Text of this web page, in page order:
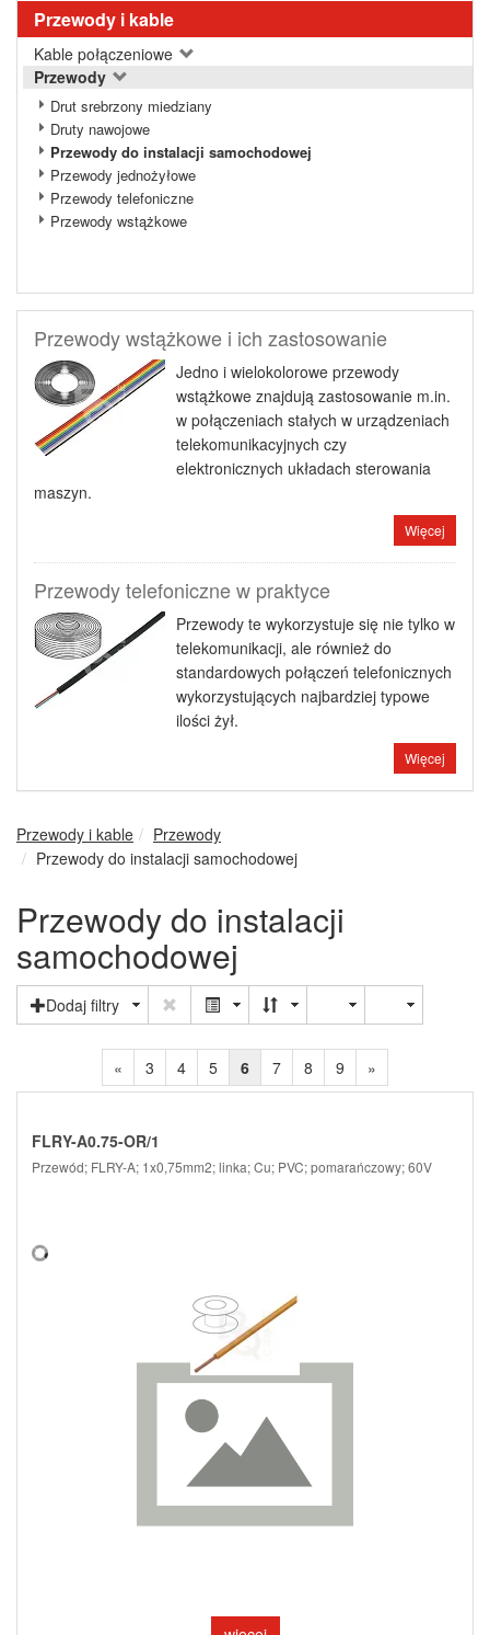
Przewody i kable
Kable połączeniowe
Przewody
Drut srebrzony miedziany
Druty nawojowe
Przewody do instalacji samochodowej
Przewody jednożyłowe
Przewody telefoniczne
Przewody wstążkowe
Przewody wstążkowe i ich zastosowanie
Jedno i wielokolorowe przewody
wstążkowe znajdują zastosowanie m.in.
w połączeniach stałych w urządzeniach
telekomunikacyjnych czy
elektronicznych układach sterowania
maszyn.
Więcej
Przewody telefoniczne w praktyce
Przewody te wykorzystuje się nie tylko w
telekomunikacji, ale również do
standardowych połączeń telefonicznych
wykorzystujących najbardziej typowe
ilości żył.
Więcej
Przewody i kable
Przewody
Przewody do instalacji samochodowej
Przewody do instalacji
samochodowej
Dodaj filtry
« 3 4 5 6 7 8 9 »
FLRY-A0.75-OR/1
Przewód; FLRY-A; 1x0,75mm2; linka; Cu; PVC; pomarańczowy; 60V